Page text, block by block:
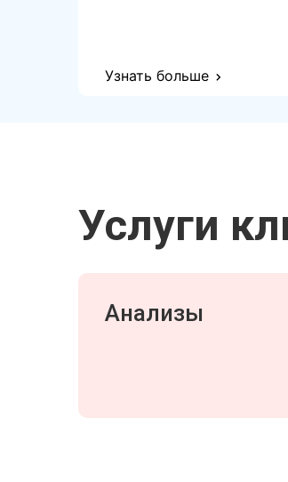
Узнать больше
Услуги
Анализы